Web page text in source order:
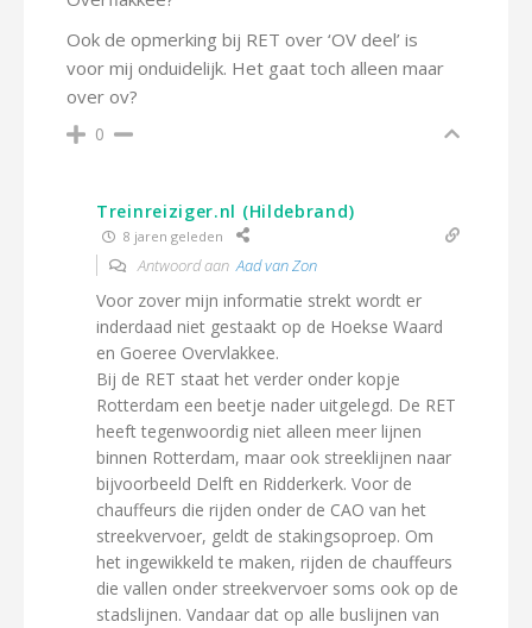
Ook de opmerking bij RET over ‘OV deel’ is
voor mij onduidelijk. Het gaat toch alleen maar
over ov?
0
Treinreiziger.nl (Hildebrand)
8 jaren geleden
Antwoord aanAad van Zon
Voor zover mijn informatie strekt wordt er
inderdaad niet gestaakt op de Hoekse Waard
en Goeree Overvlakkee.
Bij de RET staat het verder onder kopje
Rotterdam een beetje nader uitgelegd. De RET
heeft tegenwoordig niet alleen meer lijnen
binnen Rotterdam, maar ook streeklijnen naar
bijvoorbeeld Delft en Ridderkerk. Voor de
chauffeurs die rijden onder de CAO van het
streekvervoer, geldt de stakingsoproep. Om
het ingewikkeld te maken, rijden de chauffeurs
die vallen onder streekvervoer soms ook op de
stadslijnen. Vandaar dat op alle buslijnen van